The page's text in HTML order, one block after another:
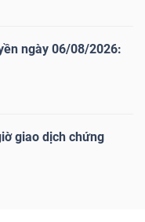
ngày 06/08/2026:
giao dịch chứng